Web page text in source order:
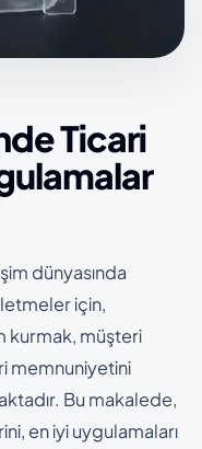
Ticari
dünyasında
için,
kurmak, müşteri
memnuniyetini
Bu makalede,
en iyi uygulamaları